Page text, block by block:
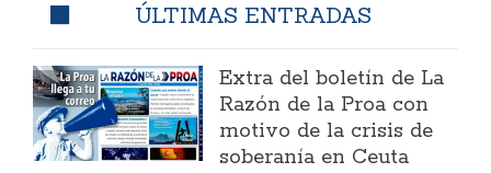
ÚLTIMAS ENTRADAS
Extra del boletín de La
Razón de la Proa con
motivo de la crisis de
soberanía en Ceuta